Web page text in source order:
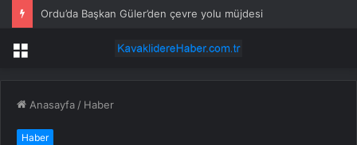
Ordu’da Başkan Güler’den çevre yolu müjdesi
Menü
Anasayfa / Haber
Haber